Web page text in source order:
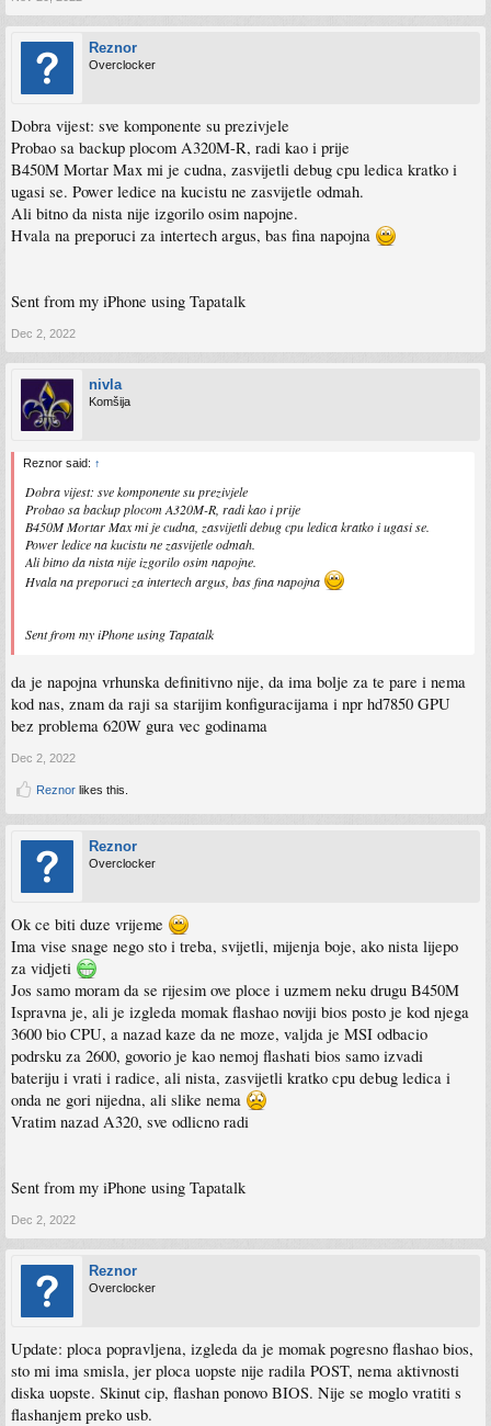
Reznor
Overclocker
Dobra vijest: sve komponente su prezivjele
Probao sa backup plocom A320M-R, radi kao i prije
B450M Mortar Max mi je cudna, zasvijetli debug cpu ledica kratko i
ugasi se. Power ledice na kucistu ne zasvijetle odmah.
Ali bitno da nista nije izgorilo osim napojne.
Hvala na preporuci za intertech argus, bas fina napojna
Sent from my iPhone using Tapatalk
Dec 2, 2022
nivla
Komšija
Reznor said: ↑
Dobra vijest: sve komponente su prezivjele
Probao sa backup plocom A320M-R, radi kao i prije
B450M Mortar Max mi je cudna, zasvijetli debug cpu ledica kratko i ugasi se.
Power ledice na kucistu ne zasvijetle odmah.
Ali bitno da nista nije izgorilo osim napojne.
Hvala na preporuci za intertech argus, bas fina napojna
Sent from my iPhone using Tapatalk
da je napojna vrhunska definitivno nije, da ima bolje za te pare i nema
kod nas, znam da raji sa starijim konfiguracijama i npr hd7850 GPU
bez problema 620W gura vec godinama
Dec 2, 2022
Reznor likes this.
Reznor
Overclocker
Ok ce biti duze vrijeme
Ima vise snage nego sto i treba, svijetli, mijenja boje, ako nista lijepo
za vidjeti
Jos samo moram da se rijesim ove ploce i uzmem neku drugu B450M
Ispravna je, ali je izgleda momak flashao noviji bios posto je kod njega
3600 bio CPU, a nazad kaze da ne moze, valjda je MSI odbacio
podrsku za 2600, govorio je kao nemoj flashati bios samo izvadi
bateriju i vrati i radice, ali nista, zasvijetli kratko cpu debug ledica i
onda ne gori nijedna, ali slike nema
Vratim nazad A320, sve odlicno radi
Sent from my iPhone using Tapatalk
Dec 2, 2022
Reznor
Overclocker
Update: ploca popravljena, izgleda da je momak pogresno flashao bios,
sto mi ima smisla, jer ploca uopste nije radila POST, nema aktivnosti
diska uopste. Skinut cip, flashan ponovo BIOS. Nije se moglo vratiti s
flashanjem preko usb.